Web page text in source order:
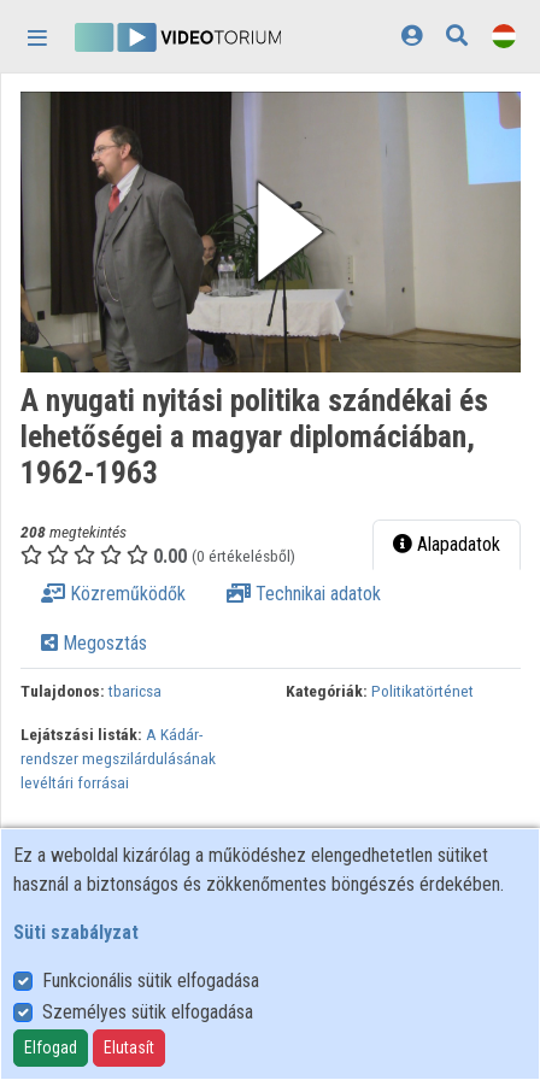
Bejelentkezés
Felfedezés
Kategóriák
Lejátszási listák
Intézmények
Közreműködők
Megjelenés:világos
A nyugati nyitási politika szándékai és
lehetőségei a magyar diplomáciában,
1962-1963
208megtekintés
0.00 (0 értékelésből) Alapadatok
Közreműködők Technikai adatok
Megosztás
Tulajdonos: tbaricsa Kategóriák: Politikatörténet
Lejátszási listák: A Kádár-
rendszer megszilárdulásának
levéltári forrásai
Felhasználói szabályzat
Adatkezelési tájékoztató
Süti szabályzat
Ez a weboldal kizárólag a működéshez elengedhetetlen sütiket
használ a biztonságos és zökkenőmentes böngészés érdekében.
Süti szabályzat
Funkcionális sütik elfogadása
Személyes sütik elfogadása
Elfogad Elutasít